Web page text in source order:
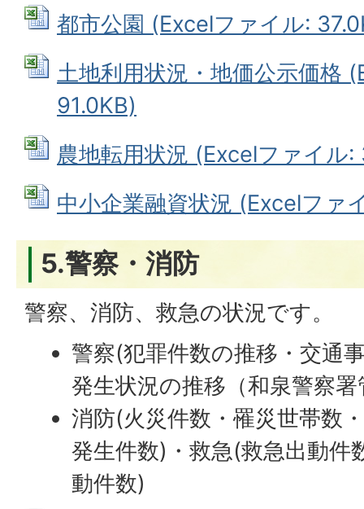
都市公園 (Excelファイル:
土地利用状況・地価公示価格
91.0KB)
農地転用状況 (Excelファイル:
中小企業融資状況 (Excelファ
5.警察・消防
警察、消防、救急の状況です。
警察(犯罪件数の推移・交通
発生状況の推移（和泉警察
消防(火災件数・罹災世帯数
発生件数)・救急(救急出動件
動件数)